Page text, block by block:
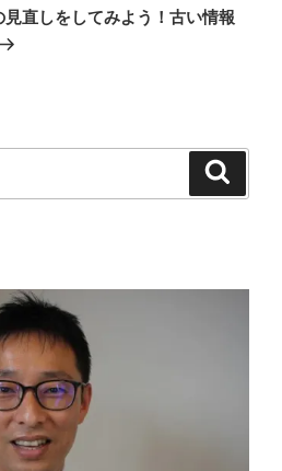
直しをしてみよう！古い情報